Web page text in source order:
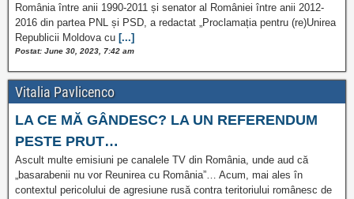
România între anii 1990-2011 și senator al României între anii 2012-
2016 din partea PNL și PSD, a redactat „Proclamația pentru (re)Unirea
Republicii Moldova cu [...]
Postat: June 30, 2023, 7:42 am
Vitalia Pavlicenco
LA CE MĂ GÂNDESC? LA UN REFERENDUM
PESTE PRUT…
Ascult multe emisiuni pe canalele TV din România, unde aud că
„basarabenii nu vor Reunirea cu România”… Acum, mai ales în
contextul pericolului de agresiune rusă contra teritoriului românesc de